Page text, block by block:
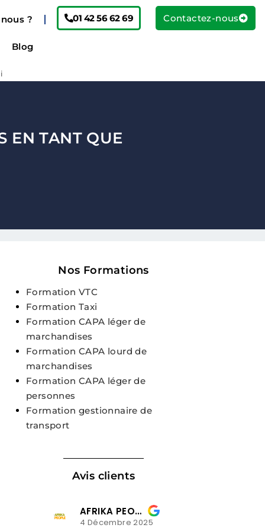
?
Blog
01 42 56 62 69 Contactez-nous
EN TANT QUE
Nos Formations
Formation VTC
Formation Taxi
Formation CAPA léger de
marchandises
Formation CAPA lourd de
marchandises
Formation CAPA léger de
personnes
Formation gestionnaire de
transport
Avis clients
lusiladio mavindi
3 Décembre 2025